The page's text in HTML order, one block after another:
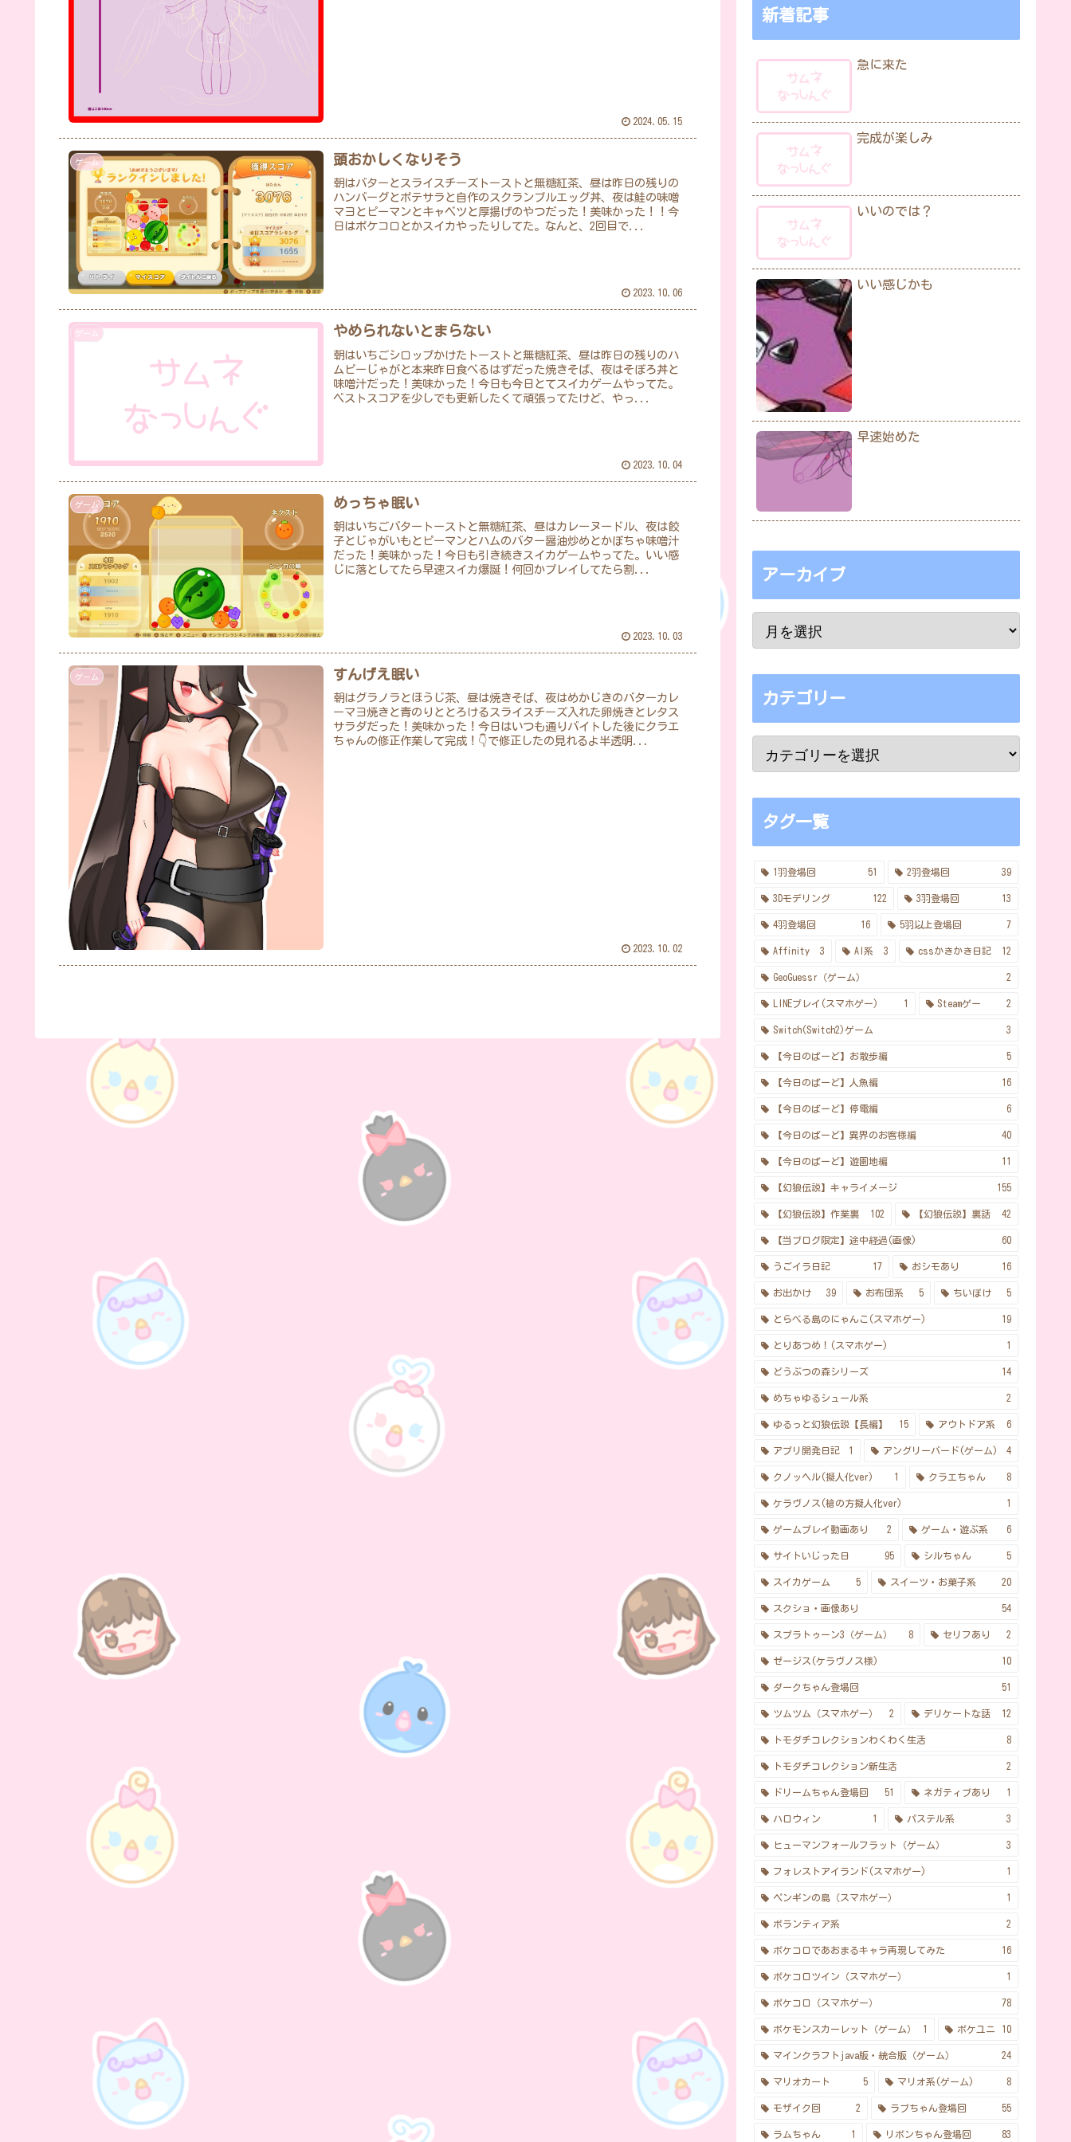
2024.05.15
ゲーム 頭おかしくなりそう
朝はバターとスライスチーズトーストと無糖紅茶、昼は昨日の残りの
ハンバーグとポテサラと自作のスクランブルエッグ丼、夜は鮭の味噌
マヨとピーマンとキャベツと厚揚げのやつだった！美味かった！！今
日はポケコロとかスイカやったりしてた。なんと、2回目で...
2023.10.06
ゲーム やめられないとまらない
朝はいちごシロップかけたトーストと無糖紅茶、昼は昨日の残りのハ
ムピーじゃがと本来昨日食べるはずだった焼きそば、夜はそぼろ丼と
味噌汁だった！美味かった！今日も今日とてスイカゲームやってた。
ベストスコアを少しでも更新したくて頑張ってたけど、やっ...
2023.10.04
ゲーム めっちゃ眠い
朝はいちごバタートーストと無糖紅茶、昼はカレーヌードル、夜は餃
子とじゃがいもとピーマンとハムのバター醤油炒めとかぼちゃ味噌汁
だった！美味かった！今日も引き続きスイカゲームやってた。いい感
じに落としてたら早速スイカ爆誕！何回かプレイしてたら割...
2023.10.03
ゲーム すんげえ眠い
朝はグラノラとほうじ茶、昼は焼きそば、夜はめかじきのバターカレ
ーマヨ焼きと青のりととろけるスライスチーズ入れた卵焼きとレタス
サラダだった！美味かった！今日はいつも通りバイトした後にクラエ
ちゃんの修正作業して完成！👇で修正したの見れるよ半透明...
2023.10.02
新着記事
急に来た
完成が楽しみ
いいのでは？
いい感じかも
早速始めた
アーカイブ
カテゴリー
タグ一覧
1羽登場回 51 2羽登場回 39
3Dモデリング 122 3羽登場回 13
4羽登場回 16 5羽以上登場回 7
Affinity 3 AI系 3 cssかきかき日記 12
GeoGuessr（ゲーム） 2
LINEプレイ(スマホゲー) 1 Steamゲー 2
Switch(Switch2)ゲーム 3
【今日のばーど】お散歩編 5
【今日のばーど】人魚編 16
【今日のばーど】停電編 6
【今日のばーど】異界のお客様編 40
【今日のばーど】遊園地編 11
【幻狼伝説】キャライメージ 155
【幻狼伝説】作業裏 102 【幻狼伝説】裏話 42
【当ブログ限定】途中経過(画像) 60
うごイラ日記 17 おシモあり 16
お出かけ 39 お布団系 5 ちいぽけ 5
とらべる島のにゃんこ(スマホゲー) 19
とりあつめ！(スマホゲー) 1
どうぶつの森シリーズ 14
めちゃゆるシュール系 2
ゆるっと幻狼伝説【長編】 15 アウトドア系 6
アプリ開発日記 1 アングリーバード(ゲーム) 4
クノッヘル(擬人化ver) 1 クラエちゃん 8
ケラヴノス(槍の方擬人化ver) 1
ゲームプレイ動画あり 2 ゲーム・遊ぶ系 6
サイトいじった日 95 シルちゃん 5
スイカゲーム 5 スイーツ・お菓子系 20
スクショ・画像あり 54
スプラトゥーン3（ゲーム） 8 セリフあり 2
ゼージス(ケラヴノス様) 10
ダークちゃん登場回 51
ツムツム（スマホゲー） 2 デリケートな話 12
トモダチコレクションわくわく生活 8
トモダチコレクション新生活 2
ドリームちゃん登場回 51 ネガティブあり 1
ハロウィン 1 パステル系 3
ヒューマンフォールフラット（ゲーム） 3
フォレストアイランド(スマホゲー) 1
ペンギンの島（スマホゲー） 1
ボランティア系 2
ポケコロであおまるキャラ再現してみた 16
ポケコロツイン（スマホゲー） 1
ポケコロ（スマホゲー） 78
ポケモンスカーレット（ゲーム） 1 ポケユニ 10
マインクラフトjava版・統合版（ゲーム） 24
マリオカート 5 マリオ系(ゲーム) 8
モザイク回 2 ラブちゃん登場回 55
ラムちゃん 1 リボンちゃん登場回 83